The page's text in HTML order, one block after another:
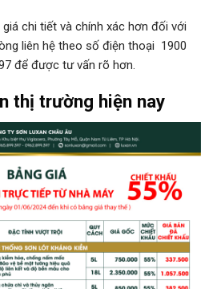
chi tiết và chính xác hơn đối với
liên hệ theo số điện thoại 1900
để được tư vấn rõ hơn.
thị trường hiện nay